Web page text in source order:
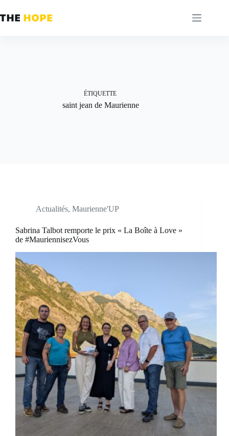
au
contenu
ÉTIQUETTE
saint jean de Maurienne
Actualités, Maurienne'UP
Sabrina Talbot remporte le prix « La Boîte à Love »
de #MauriennisezVous